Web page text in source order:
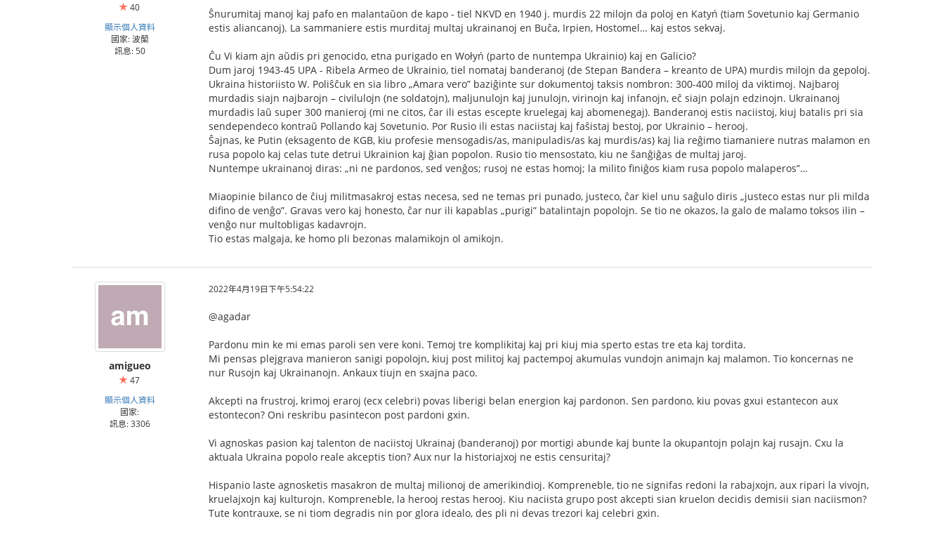
40
顯示個人資料
國家: 波蘭
訊息: 50
Ŝnurumitaj manoj kaj pafo en malantaŭon de kapo - tiel NKVD en 1940 j. murdis 22 milojn da poloj en Katyń (tiam Sovetunio kaj Germanio
estis aliancanoj). La sammaniere estis murditaj multaj ukrainanoj en Buĉa, Irpien, Hostomel… kaj estos sekvaj.
Ĉu Vi kiam ajn aŭdis pri genocido, etna purigado en Wołyń (parto de nuntempa Ukrainio) kaj en Galicio?
Dum jaroj 1943-45 UPA - Ribela Armeo de Ukrainio, tiel nomataj banderanoj (de Stepan Bandera – kreanto de UPA) murdis milojn da gepoloj.
Ukraina historiisto W. Poliŝĉuk en sia libro „Amara vero” baziĝinte sur dokumentoj taksis nombron: 300-400 miloj da viktimoj. Najbaroj
murdadis siajn najbarojn – civilulojn (ne soldatojn), maljunulojn kaj junulojn, virinojn kaj infanojn, eĉ siajn polajn edzinojn. Ukrainanoj
murdadis laŭ super 300 manieroj (mi ne citos, ĉar ili estas escepte kruelegaj kaj abomenegaj). Banderanoj estis naciistoj, kiuj batalis pri sia
sendependeco kontraŭ Pollando kaj Sovetunio. Por Rusio ili estas naciistaj kaj faŝistaj bestoj, por Ukrainio – herooj.
Ŝajnas, ke Putin (eksagento de KGB, kiu profesie mensogadis/as, manipuladis/as kaj murdis/as) kaj lia reĝimo tiamaniere nutras malamon en
rusa popolo kaj celas tute detrui Ukrainion kaj ĝian popolon. Rusio tio mensostato, kiu ne ŝanĝiĝas de multaj jaroj.
Nuntempe ukrainanoj diras: „ni ne pardonos, sed venĝos; rusoj ne estas homoj; la milito finiĝos kiam rusa popolo malaperos”…
Miaopinie bilanco de ĉiuj militmasakroj estas necesa, sed ne temas pri punado, justeco, ĉar kiel unu saĝulo diris „justeco estas nur pli milda
difino de venĝo”. Gravas vero kaj honesto, ĉar nur ili kapablas „purigi” batalintajn popolojn. Se tio ne okazos, la galo de malamo toksos ilin –
venĝo nur multobligas kadavrojn.
Tio estas malgaja, ke homo pli bezonas malamikojn ol amikojn.
amigueo
47
顯示個人資料
國家:
訊息: 3306
2022年4月19日下午5:54:22
@agadar
Pardonu min ke mi emas paroli sen vere koni. Temoj tre komplikitaj kaj pri kiuj mia sperto estas tre eta kaj tordita.
Mi pensas plejgrava manieron sanigi popolojn, kiuj post militoj kaj pactempoj akumulas vundojn animajn kaj malamon. Tio koncernas ne
nur Rusojn kaj Ukrainanojn. Ankaux tiujn en sxajna paco.
Akcepti na frustroj, krimoj eraroj (ecx celebri) povas liberigi belan energion kaj pardonon. Sen pardono, kiu povas gxui estantecon aux
estontecon? Oni reskribu pasintecon post pardoni gxin.
Vi agnoskas pasion kaj talenton de naciistoj Ukrainaj (banderanoj) por mortigi abunde kaj bunte la okupantojn polajn kaj rusajn. Cxu la
aktuala Ukraina popolo reale akceptis tion? Aux nur la historiajxoj ne estis censuritaj?
Hispanio laste agnosketis masakron de multaj milionoj de amerikindioj. Kompreneble, tio ne signifas redoni la rabajxojn, aux ripari la vivojn,
kruelajxojn kaj kulturojn. Kompreneble, la herooj restas herooj. Kiu naciista grupo post akcepti sian kruelon decidis demisii sian naciismon?
Tute kontrauxe, se ni tiom degradis nin por glora idealo, des pli ni devas trezori kaj celebri gxin.